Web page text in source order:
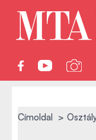
Címoldal